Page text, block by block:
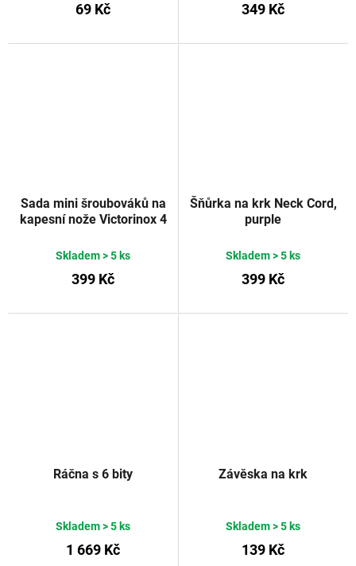
69 Kč 349 Kč
Sada mini šroubováků na
kapesní nože Victorinox 4
Skladem> 5 ks
399 Kč
Šňůrka na krk Neck Cord,
purple
Skladem> 5 ks
399 Kč
Ráčna s 6 bity
Skladem> 5 ks
1 669 Kč
Závěska na krk
Skladem> 5 ks
139 Kč